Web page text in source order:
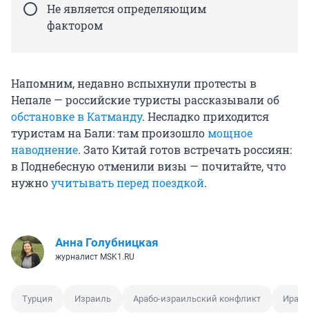
Не является определяющим
фактором
Напомним, недавно вспыхнули протесты в
Непале — российские туристы рассказывали об
обстановке в Катманду. Несладко приходится
туристам на Бали: там произошломощное
наводнение. Зато Китай готов встречать россиян:
в Поднебесную отменили визы — почитайте, что
нужноучитывать перед поездкой.
Анна Голубницкая
журналист MSK1.RU
Турция Израиль Арабо-израильский конфликт